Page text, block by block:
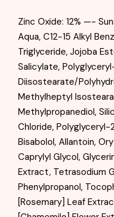
Zinc Oxide: 12% —-
Aqua, C12-15 Alkyl
Triglyceride, Jojoba
Salicylate,
Diisostearate/
Methylheptyl
Methylpropanediol,
Chloride,
Bisabolol, Allantoin,
Caprylyl Glycol,
Extract, Tetrasodium
Phenylpropanol,
[Rosemary] Leaf